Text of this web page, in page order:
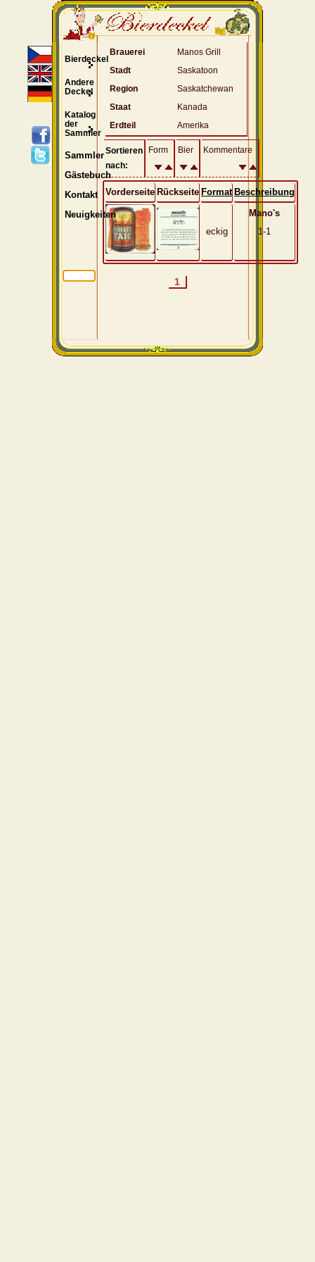
Brauerei
Manos Grill
Stadt
Saskatoon
Region
Saskatchewan
Staat
Kanada
Erdteil
Amerika
Sortieren
nach:
Form Bier Kommentare
Vorderseite Rückseite Format Beschreibung
eckig
Mano's
1-1
1
Bierdeckel
Andere
Deckel
Katalog
der
Sammler
Sammler
Gästebuch
Kontakt
Neuigkeiten